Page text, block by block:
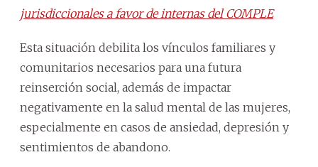
jurisdiccionales a favor de internas del COMPLE
Esta situación debilita los vínculos familiares y
comunitarios necesarios para una futura
reinserción social, además de impactar
negativamente en la salud mental de las mujeres,
especialmente en casos de ansiedad, depresión y
sentimientos de abandono.